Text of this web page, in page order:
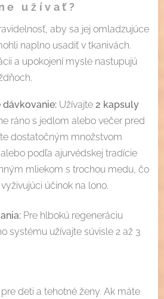
užívať?
aby sa jej omladzujúce
naplno usadiť v tkanivách.
a upokojení mysle nastupujú
Užívajte 2 kapsuly
ráno s jedlom alebo večer pred
dostatočným množstvom
podľa ajurvédskej tradície
mliekom s trochou medu, čo
účinok na lono.
Pre hlbokú regeneráciu
systému užívajte súvisle 2 až 3
deti a tehotné ženy. Ak máte